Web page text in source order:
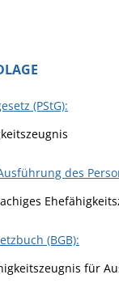
(PStG):
des
(BGB):
für